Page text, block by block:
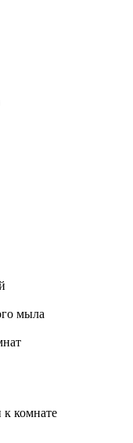
мыла
комнате